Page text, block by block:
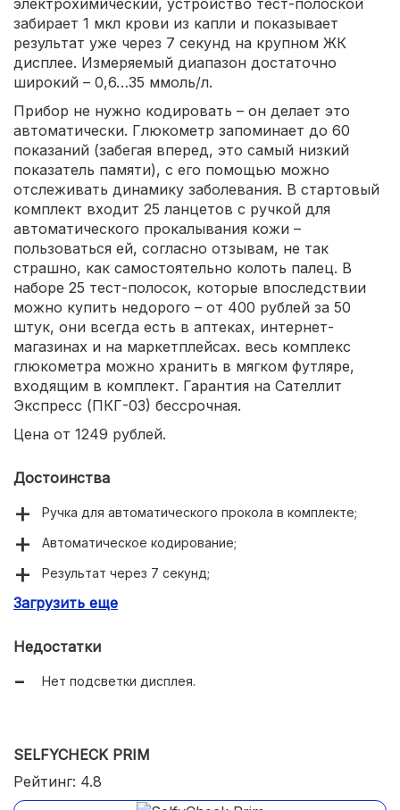
забирает 1 мкл крови из капли и показывает
результат уже через 7 секунд на крупном ЖК
дисплее. Измеряемый диапазон достаточно
широкий – 0,6…35 ммоль/л.
Прибор не нужно кодировать – он делает это
автоматически. Глюкометр запоминает до 60
показаний (забегая вперед, это самый низкий
показатель памяти), с его помощью можно
отслеживать динамику заболевания. В стартовый
комплект входит 25 ланцетов с ручкой для
автоматического прокалывания кожи –
пользоваться ей, согласно отзывам, не так
страшно, как самостоятельно колоть палец. В
наборе 25 тест-полосок, которые впоследствии
можно купить недорого – от 400 рублей за 50
штук, они всегда есть в аптеках, интернет-
магазинах и на маркетплейсах. весь комплекс
глюкометра можно хранить в мягком футляре,
входящим в комплект. Гарантия на Сателлит
Экспресс (ПКГ-03) бессрочная.
Цена от 1249 рублей.
Достоинства
Ручка для автоматического прокола в комплекте;
Автоматическое кодирование;
Результат через 7 секунд;
Большой ЖК жисплей;
Загрузить еще
Недостатки
Нет подсветки дисплея.
SELFYCHECK PRIM
Рейтинг: 4.8